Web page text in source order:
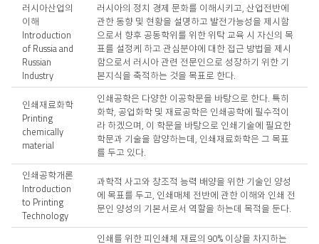
학
러시아산업의
이해
Introduction
of Russia and
Russian
Industry
러시아의 정치 경제 문화를 이해시키고, 산업전반에
관한 동향 및 현황을 설명하고 발전가능성을 제시함
으로서 향후 공동학위를 위한 위탁 교육 시 자신의 목
표를 설정케 하고 관심분야에 대한 접근 방법을 제시
함으로서 러시아 관련 전문인으로 성장하기 위한 기
본지식을 축적하는 것을 목표로 한다.
인쇄재료화학
Printing
chemically
material
인쇄공학은 다양한 이공학문을 바탕으로 한다. 특히
화학, 공업화학 및 재료공학은 인쇄공학에 필수적이
라 하겠으며, 이 학문을 바탕으로 인쇄기술에 필요한
학문과 기술을 함양하는데, 인쇄재료화학은 그 목표
를 두고 있다.
인쇄공학개론
Introduction
to Printing
Technology
과학적 사고와 창조적 능력 배양을 위한 기술인 양성
에 목표를 두고, 인쇄매체 전반에 관한 이해와 인쇄 전
문인 양성의 기본서로서 역할을 하는데 목적을 둔다.
인쇄를 위한 피인쇄체 재료의 90% 이상을 차지하는